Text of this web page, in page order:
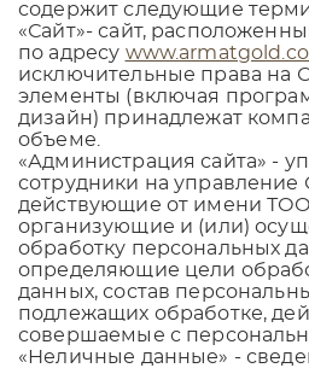
содержит следующие
«Сайт»- сайт,
по адресу
исключительные права на
элементы (включая
дизайн) принадлежат
объеме.
«Администрация сайта» -
сотрудники на управление
действующие от имени
организующие и (или)
обработку персональных
определяющие цели
данных, состав
подлежащих обработке,
совершаемые с
«Неличные данные» -